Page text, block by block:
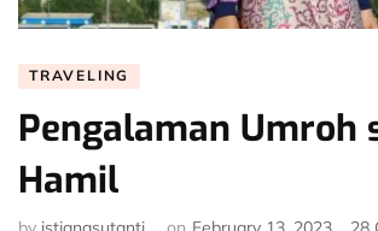
TRAVELING
Pengalaman Umroh
Hamil